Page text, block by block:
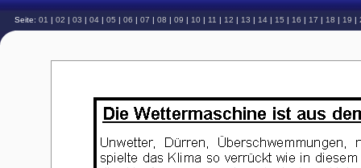
Seite: 01 | 02 | 03 | 04 | 05 | 06 | 07 | 08 | 09 | 10 | 11 | 12 | 13 | 14 | 15 | 16 | 17 | 18 | 19 |